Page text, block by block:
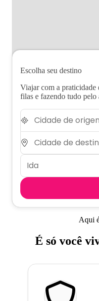
Escolha seu destino
Viajar com a praticidade
filas e fazendo tudo pelo
Aqui
É só você